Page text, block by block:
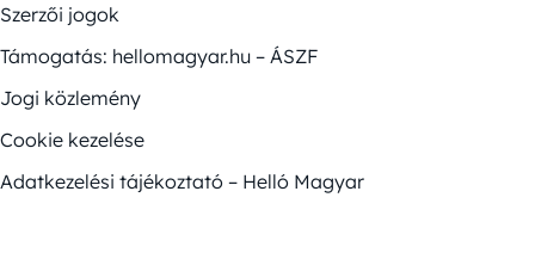
Szerzői jogok
Támogatás: hellomagyar.hu – ÁSZF
Jogi közlemény
Cookie kezelése
Adatkezelési tájékoztató – Helló Magyar